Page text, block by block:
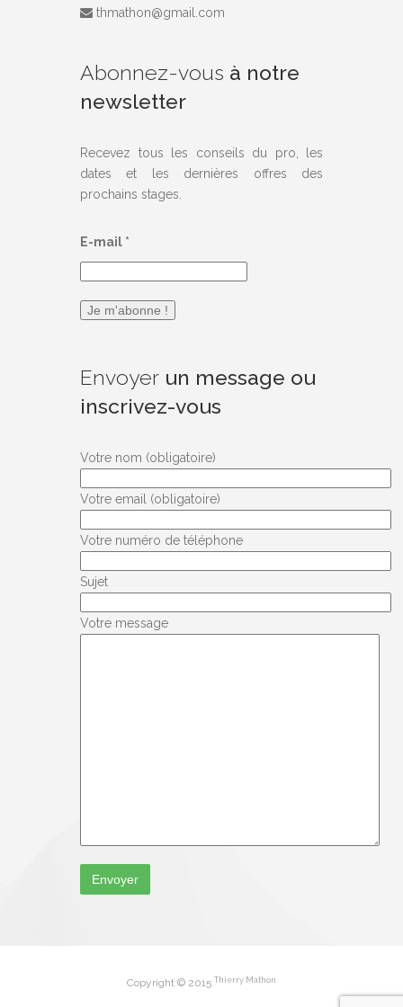
thmathon@gmail.com
Abonnez-vous à notre
newsletter
Recevez tous les conseils du pro, les
dates et les dernières offres des
prochains stages.
E-mail *
Envoyer un message ou
inscrivez-vous
Votre nom (obligatoire)
Votre email (obligatoire)
Votre numéro de téléphone
Sujet
Votre message
Copyright © 2015 Thierry Mathon